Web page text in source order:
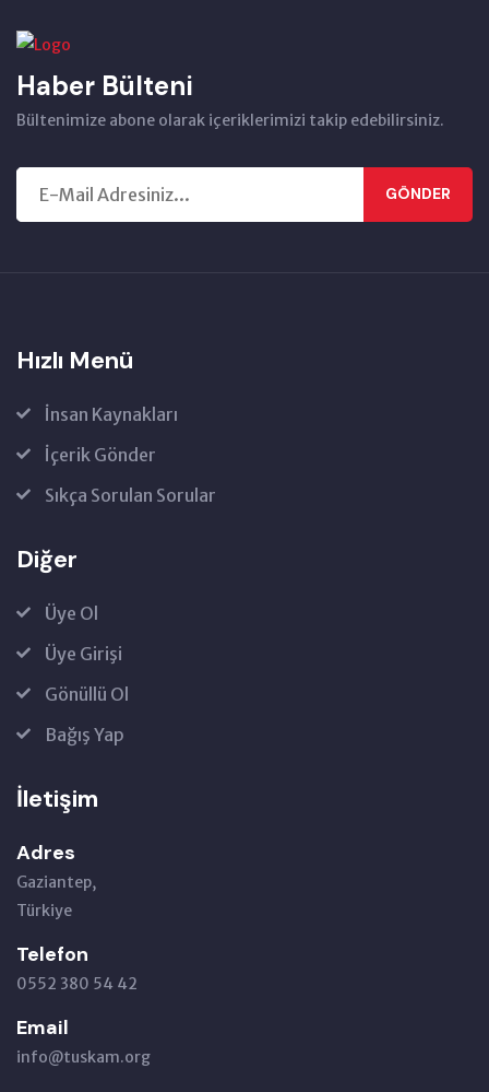
Haber Bülteni
Bültenimize abone olarak içeriklerimizi takip edebilirsiniz.
GÖNDER
Hızlı Menü
İnsan Kaynakları
İçerik Gönder
Sıkça Sorulan Sorular
Diğer
Üye Ol
Üye Girişi
Gönüllü Ol
Bağış Yap
İletişim
Adres
Gaziantep,
Türkiye
Telefon
0552 380 54 42
Email
info@tuskam.org